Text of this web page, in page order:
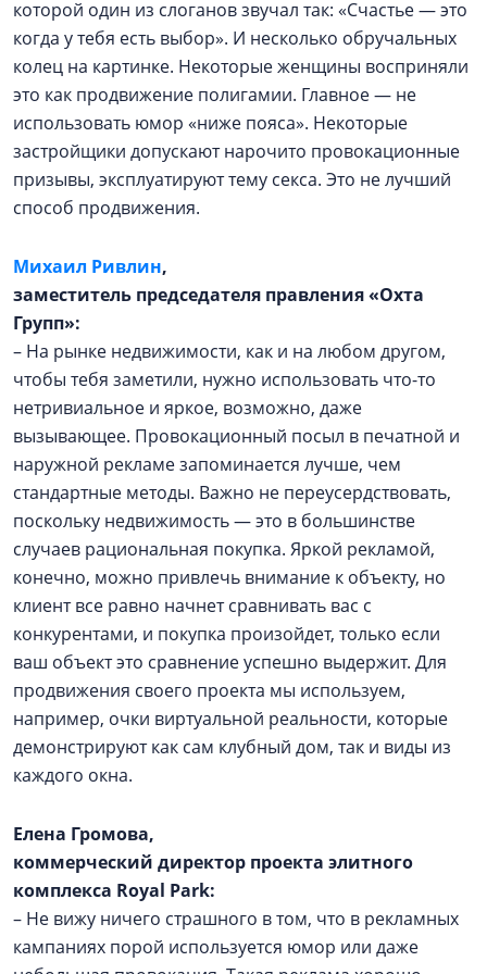
которой один из слоганов звучал так: «Счастье — это
когда у тебя есть выбор». И несколько обручальных
колец на картинке. Некоторые женщины восприняли
это как продвижение полигамии. Главное — не
использовать юмор «ниже пояса». Некоторые
застройщики допускают нарочито провокационные
призывы, эксплуатируют тему секса. Это не лучший
способ продвижения.
Михаил Ривлин,
заместитель председателя правления «Охта
Групп»:
– На рынке недвижимости, как и на любом другом,
чтобы тебя заметили, нужно использовать что-то
нетривиальное и яркое, возможно, даже
вызывающее. Провокационный посыл в печатной и
наружной рекламе запоминается лучше, чем
стандартные методы. Важно не переусердствовать,
поскольку недвижимость — это в большинстве
случаев рациональная покупка. Яркой рекламой,
конечно, можно привлечь внимание к объекту, но
клиент все равно начнет сравнивать вас с
конкурентами, и покупка произойдет, только если
ваш объект это сравнение успешно выдержит. Для
продвижения своего проекта мы используем,
например, очки виртуальной реальности, которые
демонстрируют как сам клубный дом, так и виды из
каждого окна.
Елена Громова,
коммерческий директор проекта элитного
комплекса Royal Park:
– Не вижу ничего страшного в том, что в рекламных
кампаниях порой используется юмор или даже